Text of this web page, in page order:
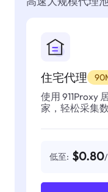
住宅代理
使用 911Proxy
家，轻松采集
低至: $0.80